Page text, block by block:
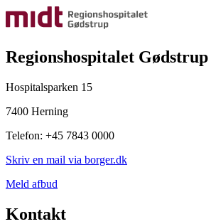
Regionshospitalet Gødstrup
Hospitalsparken 15
7400 Herning
Telefon: +45 7843 0000
Skriv en mail via borger.dk
Meld afbud
Kontakt